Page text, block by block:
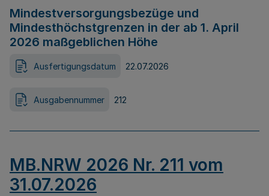
Mindestversorgungsbezüge und
Mindesthöchstgrenzen in der ab 1. April
2026 maßgeblichen Höhe
Ausfertigungsdatum 22.07.2026
Ausgabennummer 212
MB.NRW 2026 Nr. 211 vom
31.07.2026